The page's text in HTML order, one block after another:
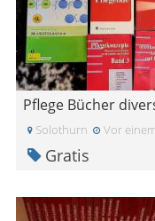
Solothurn Vor
Gratis